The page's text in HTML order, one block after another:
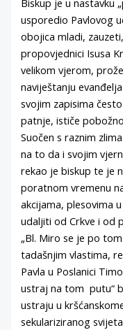
usporedio Pavlovog
obojica mladi,
propovjednici Isusa
velikom vjerom,
naviještanju
svojim zapisima
patnje, ističe
Suočen s raznim
na to da i svojim
rekao je biskup te je
poratnom vremenu
akcijama, plesovima
udaljiti od Crkve i od
„Bl. Miro se je po
tadašnjim vlastima,
Pavla u Poslanici
ustraj na tom putu“
ustraju u
sekulariziranog